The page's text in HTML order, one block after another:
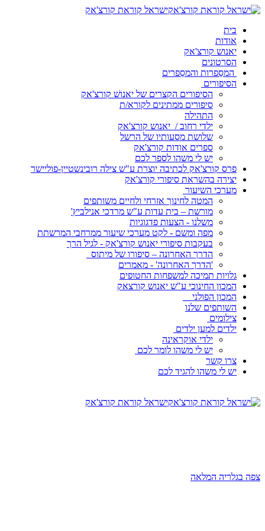
ישראל קוראת קורצ'אק
בית
אודות
יאנוש קורצ'אק
הסרטונים
המסַפרות והמסַפרים
הסיפורים
הסיפורים הקצרים של יאנושׁ קורצ'אק
סיפורים ממתינים לקורא/ת
התהילה
ילדי רחוב / יאנוש קורצ'אק
שלושת מסעותיו של הרשל
ספרים אודות קורצ'אק
יש לי משהו לספר לכם
פרס קורצ'אק לכתיבה יוצרת ע"ש צילה רובינשטיין-פוליישר
יצירה בהשראת סיפורי קורצ'אק
מערכי השיעור
המטה לחינוך אזרחי ולחיים משותפים
מורשת – בית עדות ע"ש מרדכי אנילביץ'
משלנו - הצעות פדגוגיות
מפה ומשם - לקט מערכי שיעור ממרחבי המרשתת
בעקבות סיפורי יאנוש קורצ'אק - לגיל הרך
הדרך האחרונה – סיפורו של מיתוס
'הדרך האחרונה' - מאמרים
גלויות תמיכה למשפחות החטופים
המכון החינוכי ע"ש יאנוש קורצאק
המכון הפולני
השותפים שלנו
צילומים
ילדים למען ילדים
ילדי אוקראינה
יש לי משהו לומר לכם
צרו קשר
יש לי משהו להגיד לכם
ישראל קוראת קורצ'אק
צפה בגלריה המלאה